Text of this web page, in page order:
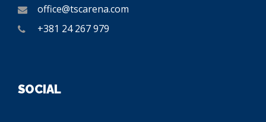
office@tscarena.com
+381 24 267 979
SOCIAL